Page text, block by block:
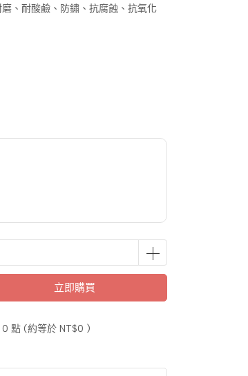
、耐酸鹼、防鏽、抗腐蝕、抗氧化
立即購買
0 點 (約等於 NT$0 )